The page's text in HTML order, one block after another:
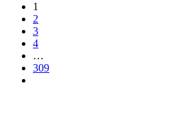
1
2
3
4
…
309